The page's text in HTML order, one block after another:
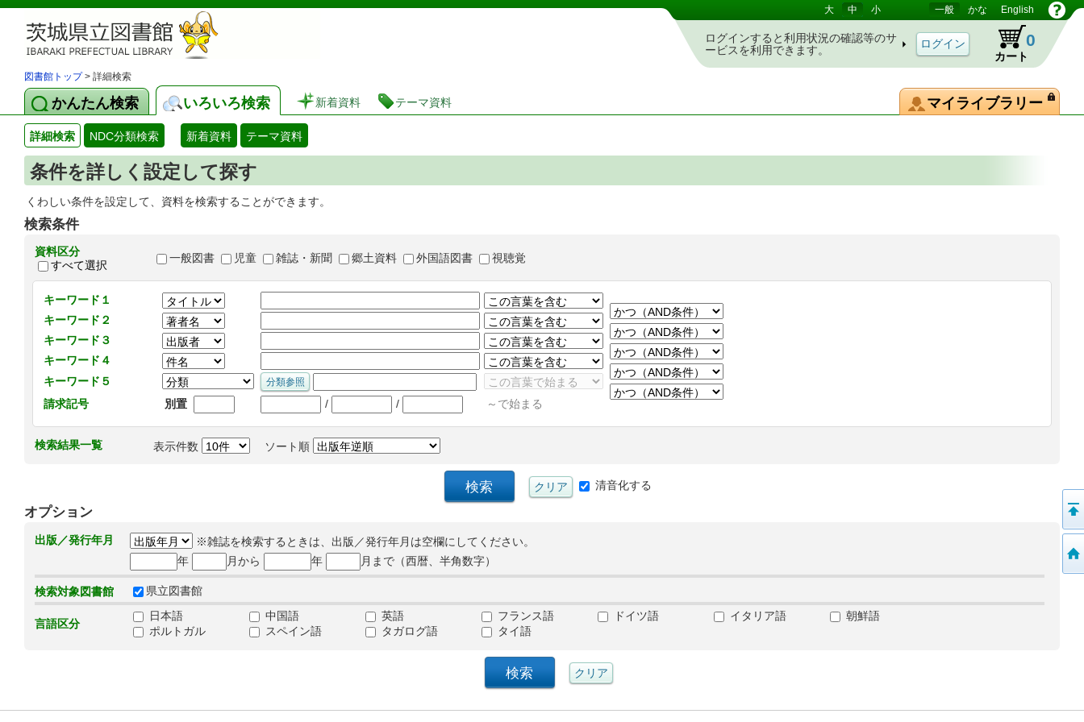
茨城県立図書館 蔵書検索・予約システム 大 中 小 一般 かな English
ログインすると利用状況の確認等のサ
ービスを利用できます。
カート
0
図書館トップ> 詳細検索
かんたん検索 いろいろ検索 新着資料 テーマ資料 マイライブラリー
詳細検索 NDC分類検索 新着資料 テーマ資料
条件を詳しく設定して探す
くわしい条件を設定して、資料を検索することができます。
検索条件
資料区分
すべて選択
一般図書 児童 雑誌・新聞 郷土資料 外国語図書 視聴覚
キーワード１
キーワード２
キーワード３
キーワード４
キーワード５
請求記号
別置 / / ～で始まる
検索結果一覧 表示件数 ソート順
清音化する
オプション
出版／発行年月
※雑誌を検索するときは、出版／発行年月は空欄にしてください。
年
月から 年 月まで（西暦、半角数字）
検索対象図書館 県立図書館
言語区分
日本語 中国語 英語 フランス語 ドイツ語 イタリア語
朝鮮語
ポルトガル
スペイン語 タガログ語 タイ語